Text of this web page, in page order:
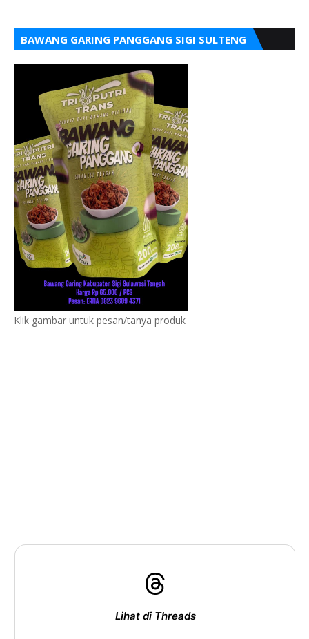
BAWANG GARING PANGGANG SIGI SULTENG
Klik gambar untuk pesan/tanya produk
Lihat di Threads